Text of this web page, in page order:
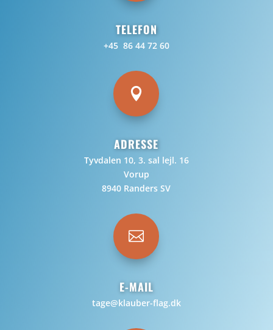
TELEFON
+45 86 44 72 60

ADRESSE
Tyvdalen 10, 3. sal lejl. 16
Vorup
8940 Randers SV

E-MAIL
tage@klauber-flag.dk